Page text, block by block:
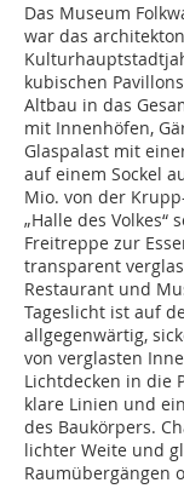
Das Museum
war das
kubischen
Altbau in das
mit Innenhöfen,
Glaspalast mit
auf einem Sockel
Mio. von der
„Halle des
Freitreppe zur
transparent
Restaurant und
Tageslicht ist auf
allgegenwärtig,
von verglasten
Lichtdecken in die
klare Linien und
des Baukörpers.
lichter Weite und
Raumübergängen